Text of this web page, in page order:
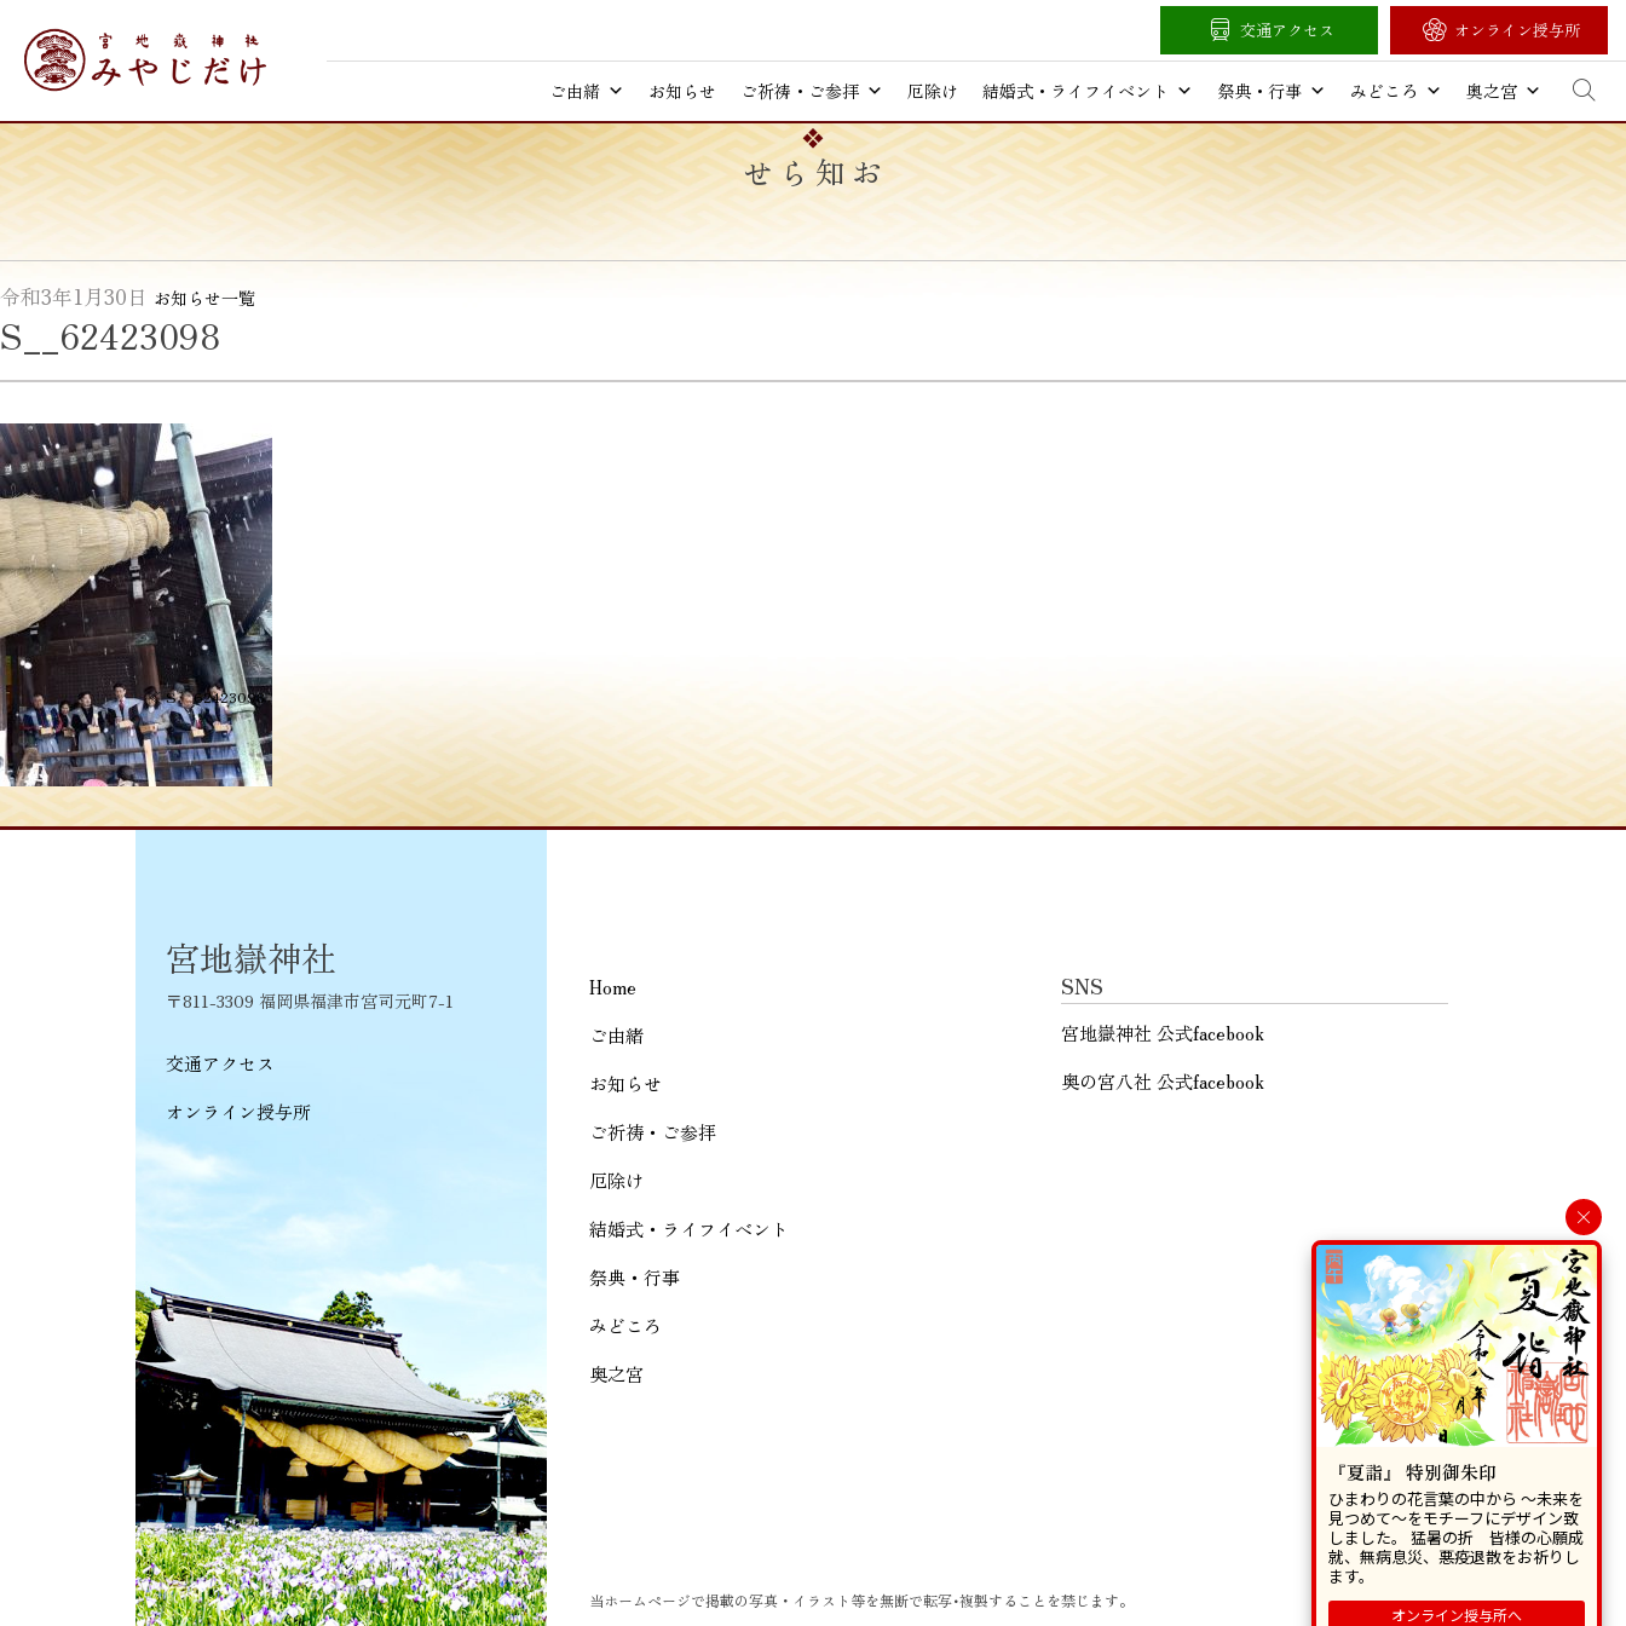
content
ご由緒 お知らせ ご祈祷・ご参拝 厄除け 結婚式・ライフイベント 祭典・行事 みどころ 奥之宮
交通アクセス オンライン授与所
お知らせ
令和3年1月30日 お知らせ一覧
S__62423098
投
稿
ナ
ビ
シ
ョ
ン
≪S__62423098
Home
ご由緒
お知らせ
ご祈祷・ご参拝
厄除け
結婚式・ライフイベント
祭典・行事
みどころ
奥之宮
SNS
宮地嶽神社 公式facebook
奥の宮八社 公式facebook
宮地嶽神社
〒811-3309 福岡県福津市宮司元町7-1
交通アクセス
オンライン授与所
当ホームページで掲載の写真・イラスト等を無断で転写･複製することを禁じます。
×
『夏詣』 特別御朱印
ひまわりの花言葉の中から 〜未来を
見つめて〜をモチーフにデザイン致
しました。 猛暑の折 皆様の心願成
就、無病息災、悪疫退散をお祈りし
ます。
オンライン授与所へ